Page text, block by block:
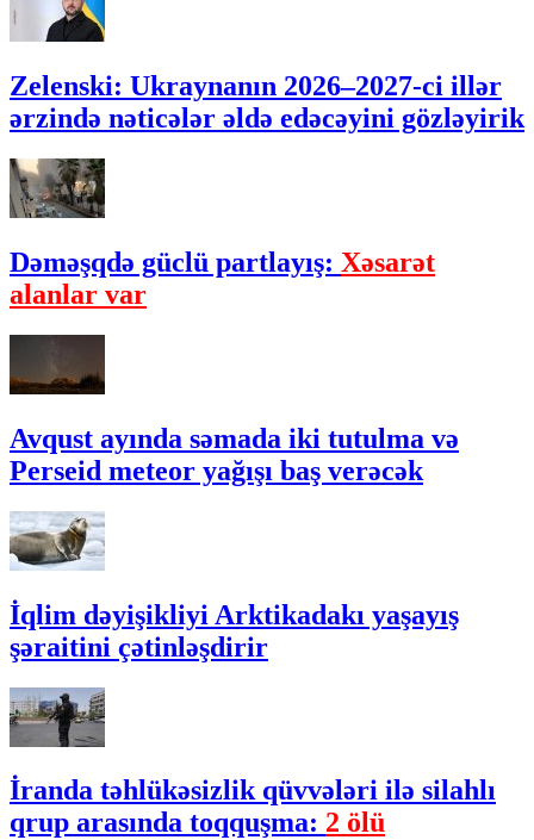
Zelenski: Ukraynanın 2026–2027-ci illər
ərzində nəticələr əldə edəcəyini gözləyirik
Dəməşqdə güclü partlayış: Xəsarət
alanlar var
Avqust ayında səmada iki tutulma və
Perseid meteor yağışı baş verəcək
İqlim dəyişikliyi Arktikadakı yaşayış
şəraitini çətinləşdirir
İranda təhlükəsizlik qüvvələri ilə silahlı
qrup arasında toqquşma: 2 ölü